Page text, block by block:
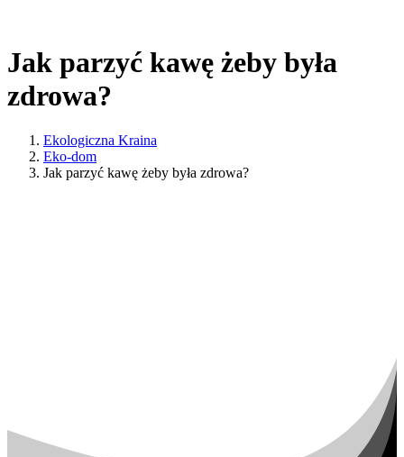
Jak parzyć kawę żeby była
zdrowa?
Ekologiczna Kraina
Eko-dom
Jak parzyć kawę żeby była zdrowa?